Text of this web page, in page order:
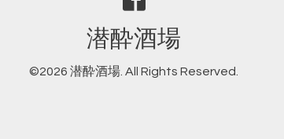
潜酔酒場
©2026 潜酔酒場 . All Rights Reserved.